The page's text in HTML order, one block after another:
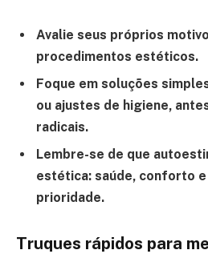
Avalie seus próprios
procedimentos estéticos.
Foque em soluções
ou ajustes de higiene,
radicais.
Lembre-se de que
estética: saúde, conforto
prioridade.
Truques rápidos para